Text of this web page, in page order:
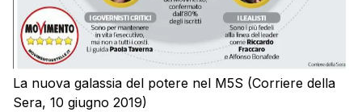
La nuova galassia del potere nel M5S (Corriere della
Sera, 10 giugno 2019)